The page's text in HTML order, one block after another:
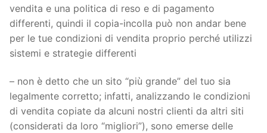
vendita e una politica di reso e di pagamento
differenti, quindi il copia-incolla può non andar bene
per le tue condizioni di vendita proprio perché utilizzi
sistemi e strategie differenti
– non è detto che un sito “più grande” del tuo sia
legalmente corretto; infatti, analizzando le condizioni
di vendita copiate da alcuni nostri clienti da altri siti
(considerati da loro “migliori”), sono emerse delle